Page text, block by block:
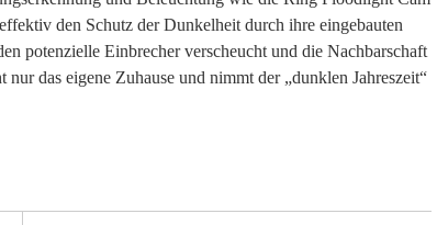
den Schutz der Dunkelheit durch ihre eingebauten
potenzielle Einbrecher verscheucht und die Nachbarschaft
das eigene Zuhause und nimmt der „dunklen Jahreszeit“